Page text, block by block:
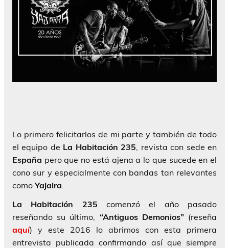
Lo primero felicitarlos de mi parte y también de todo
el equipo de La Habitación 235 , revista con sede en
España pero que no está ajena a lo que sucede en el
cono sur y especialmente con bandas tan relevantes
comoYajaira
La Habitación 235 comenzó el año pasado
reseñando su último, “Antiguos Demonios”(reseña
aquí) y este 2016 lo abrimos con esta primera
entrevista publicada confirmando así que siempre